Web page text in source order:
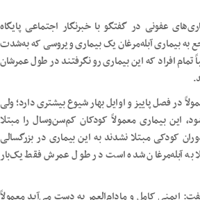
عفونی در گفتگو با خبرنگار اجتماعی پایگاه
به بیماری آبله‌مرغان یک بیماری ویروسی که به‌شدت
تمام افراد که این بیماری رو نگرفتند در طول عمرشان
در فصل پاییز و اوایل بهار شیوع بیشتری دارد؛ ولی
این بیماری معمولاً کودکان کم‌سن‌وسال را مبتلا
کودکی مبتلا نشدند به این بیماری در بزرگسالی
به آبله‌مرغان شده است در طول عمرش فقط یک‌بار